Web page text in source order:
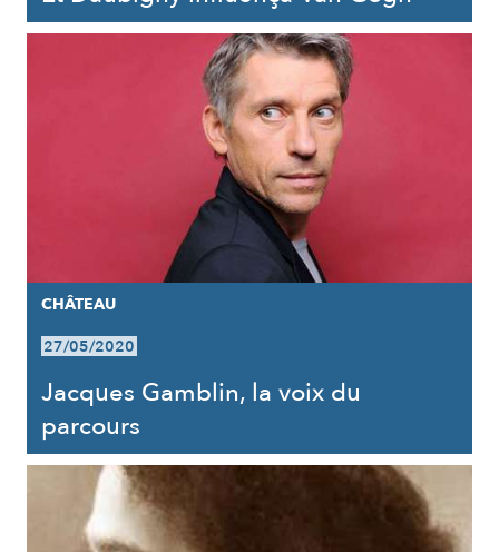
CHÂTEAU
27/05/2020
Jacques Gamblin, la voix du
parcours